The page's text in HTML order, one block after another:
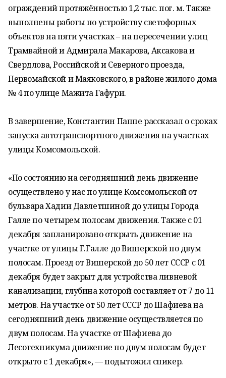
ограждений протяжённостью 1,2 тыс. пог. м. Также
выполнены работы по устройству светофорных
объектов на пяти участках – на пересечении улиц
Трамвайной и Адмирала Макарова, Аксакова и
Свердлова, Российской и Северного проезда,
Первомайской и Маяковского, в районе жилого дома
№ 4 по улице Мажита Гафури.
В завершение, Константин Паппе рассказал о сроках
запуска автотранспортного движения на участках
улицы Комсомольской.
«По состоянию на сегодняшний день движение
осуществлено у нас по улице Комсомольской от
бульвара Хадии Давлетшиной до улицы Города
Галле по четырем полосам движения. Также с 01
декабря запланировано открыть движение на
участке от улицы Г.Галле до Вишерской по двум
полосам. Проезд от Вишерской до 50 лет СССР с 01
декабря будет закрыт для устройства ливневой
канализации, глубина которой составляет от 7 до 11
метров. На участке от 50 лет СССР до Шафиева на
сегодняшний день движение осуществляется по
двум полосам. На участке от Шафиева до
Лесотехникума движение по двум полосам будет
открыто с 1 декабря», — подытожил спикер.